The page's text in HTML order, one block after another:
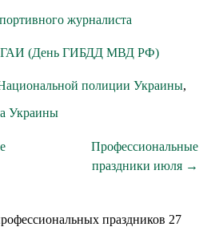
журналиста
ГАИ (День ГИБДД МВД РФ)
полиции Украины,
Украины
Профессиональные
праздники июля →
праздников 27